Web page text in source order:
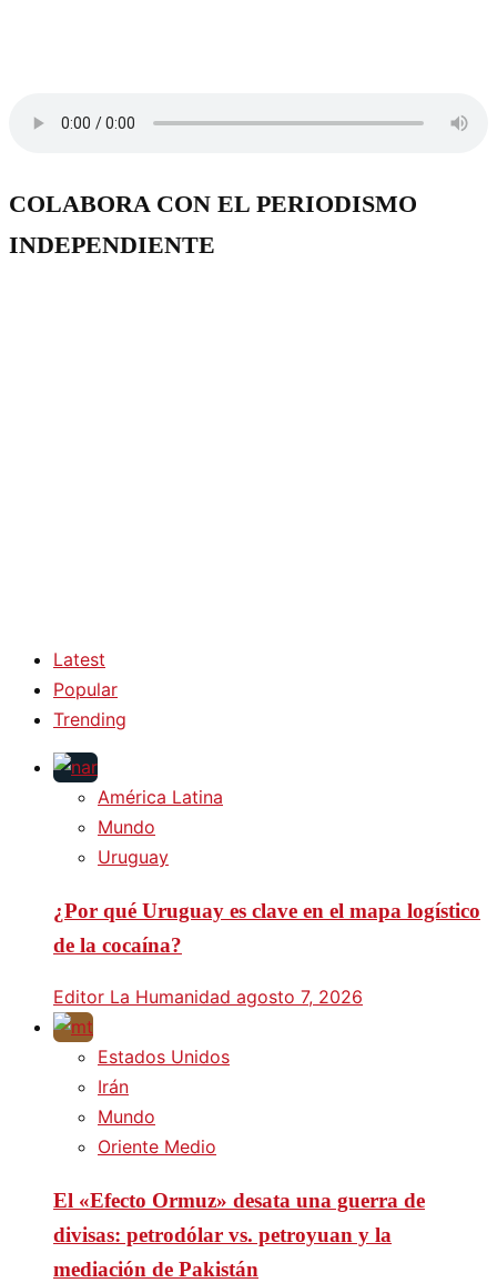
COLABORA CON EL PERIODISMO
INDEPENDIENTE
Latest
Popular
Trending
América Latina
Mundo
Uruguay
¿Por qué Uruguay es clave en el mapa logístico
de la cocaína?
Editor La Humanidad agosto 7, 2026
Estados Unidos
Irán
Mundo
Oriente Medio
El «Efecto Ormuz» desata una guerra de
divisas: petrodólar vs. petroyuan y la
mediación de Pakistán